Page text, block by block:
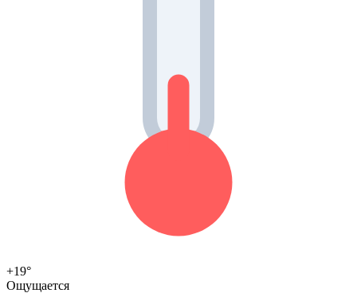
+19°
Ощущается